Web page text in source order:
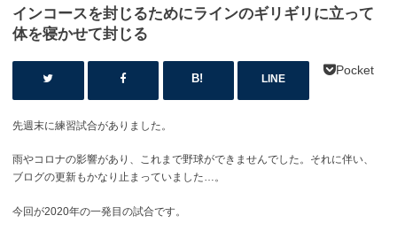
インコースを封じるためにラインのギリギリに立って
体を寝かせて封じる
LINE
Pocket
先週末に練習試合がありました。
雨やコロナの影響があり、これまで野球ができませんでした。それに伴い、
ブログの更新もかなり止まっていました…。
今回が2020年の一発目の試合です。